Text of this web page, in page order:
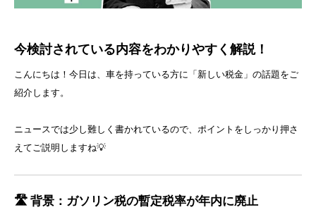
今検討されている内容をわかりやすく解説！
こんにちは！今日は、車を持っている方に「新しい税金」の話題をご
紹介します。
ニュースでは少し難しく書かれているので、ポイントをしっかり押さ
えてご説明しますね💡
🛣️ 背景：ガソリン税の暫定税率が年内に廃止